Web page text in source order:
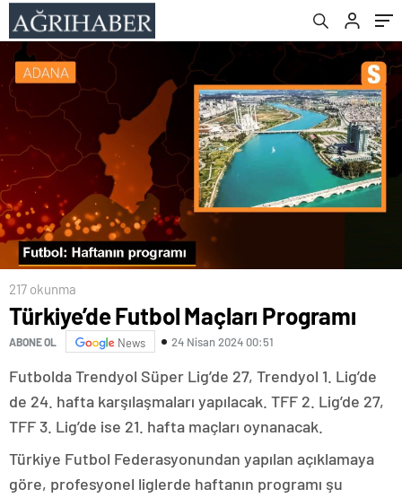
217 okunma
Türkiye’de Futbol Maçları Programı
ABONE OL News 24 Nisan 2024 00:51
Futbolda Trendyol Süper Lig’de 27, Trendyol 1. Lig’de
de 24. hafta karşılaşmaları yapılacak. TFF 2. Lig’de 27,
TFF 3. Lig’de ise 21. hafta maçları oynanacak.
Türkiye Futbol Federasyonundan yapılan açıklamaya
göre, profesyonel liglerde haftanın programı şu